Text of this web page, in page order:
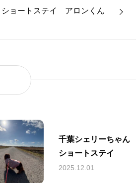
ショートステイ アロンくん
千葉シェリーちゃん
ショートステイ
2025.12.01